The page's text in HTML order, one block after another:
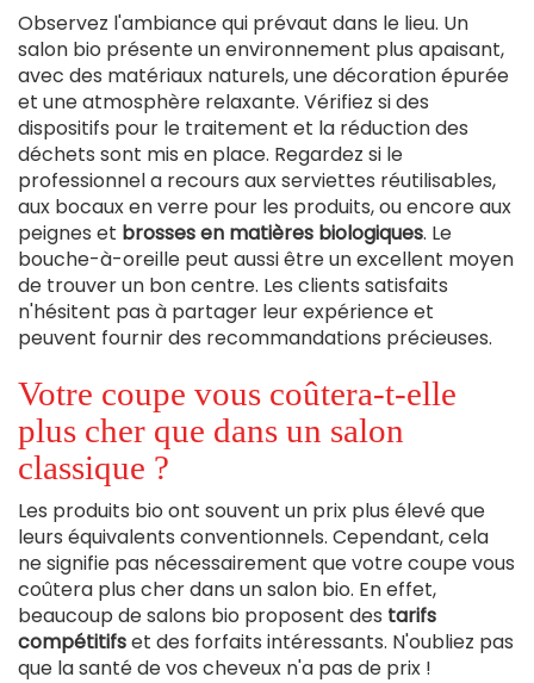
Observez l'ambiance qui prévaut dans le lieu. Un
salon bio présente un environnement plus apaisant,
avec des matériaux naturels, une décoration épurée
et une atmosphère relaxante. Vérifiez si des
dispositifs pour le traitement et la réduction des
déchets sont mis en place. Regardez si le
professionnel a recours aux serviettes réutilisables,
aux bocaux en verre pour les produits, ou encore aux
peignes et brosses en matières biologiques. Le
bouche-à-oreille peut aussi être un excellent moyen
de trouver un bon centre. Les clients satisfaits
n'hésitent pas à partager leur expérience et
peuvent fournir des recommandations précieuses.
Votre coupe vous coûtera-t-elle
plus cher que dans un salon
classique ?
Les produits bio ont souvent un prix plus élevé que
leurs équivalents conventionnels. Cependant, cela
ne signifie pas nécessairement que votre coupe vous
coûtera plus cher dans un salon bio. En effet,
beaucoup de salons bio proposent des tarifs
compétitifset des forfaits intéressants. N'oubliez pas
que la santé de vos cheveux n'a pas de prix !